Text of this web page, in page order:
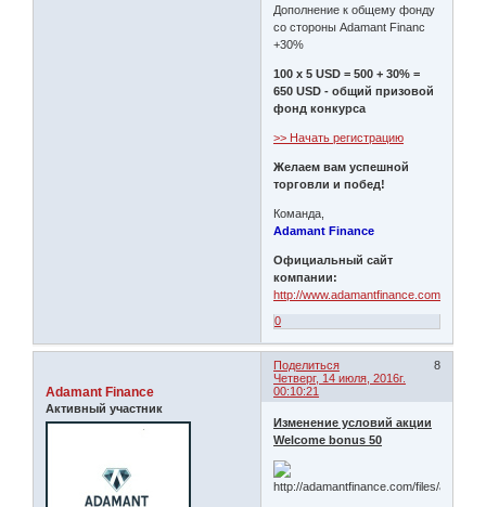
Дополнение к общему фонду
со стороны Adamant Financ
+30%
100 x 5 USD = 500 + 30% =
650 USD - общий призовой
фонд конкурса
>> Начать регистрацию
Желаем вам успешной
торговли и побед!
Команда,
Adamant Finance
Официальный сайт
компании:
http://www.adamantfinance.com
0
Поделиться
8
Четверг, 14 июля, 2016г.
00:10:21
Adamant Finance
Активный участник
Изменение условий акции
Welcome bonus 50